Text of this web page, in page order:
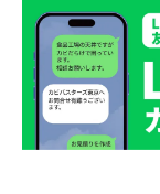
対応
子ども
関東全
現地調査
調査がな